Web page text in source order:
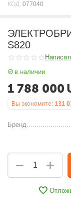
КОД: 077040
S820
в наличии
1 788 000
Вы экономите: 131
Бренд
+
−